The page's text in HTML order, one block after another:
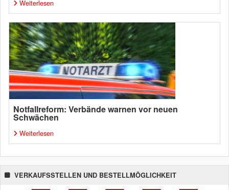
Weiterlesen
Notfallreform: Verbände warnen vor neuen
Schwächen
Weiterlesen
VERKAUFSSTELLEN UND BESTELLMÖGLICHKEIT